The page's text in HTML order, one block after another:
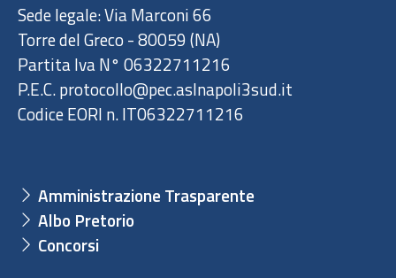
Sede legale: Via Marconi 66
Torre del Greco - 80059 (NA)
Partita Iva N° 06322711216
P.E.C. protocollo@pec.aslnapoli3sud.it
Codice EORI n. IT06322711216
Amministrazione Trasparente
Albo Pretorio
Concorsi